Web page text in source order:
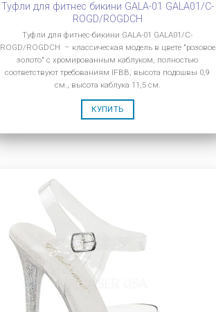
Туфли для фитнес бикини GALA-01 GALA01/C-
ROGD/ROGDCH
Туфли для фитнес-бикини GALA-01 GALA01/C-
ROGD/ROGDCH – классическая модель в цвете "розовое
золото" с хромированным каблуком, полностью
соответствуют требованиям IFBB, высота подошвы 0,9
см., высота каблука 11,5 см.
КУПИТЬ